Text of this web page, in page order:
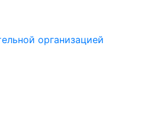
организацией